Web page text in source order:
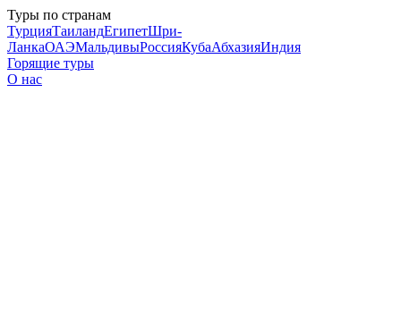
Туры по странам
ТурцияТаиландЕгипетШри-
ЛанкаОАЭМальдивыРоссияКубаАбхазияИндия
Горящие туры
О нас